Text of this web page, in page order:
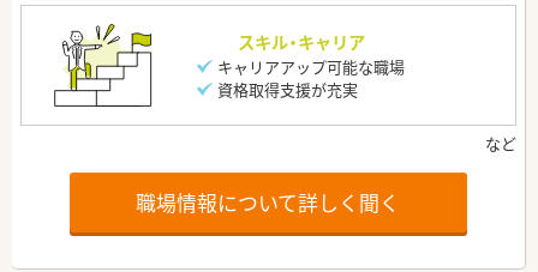
スキル・キャリア
キャリアアップ可能な職場
資格取得支援が充実
職場情報について詳しく聞く